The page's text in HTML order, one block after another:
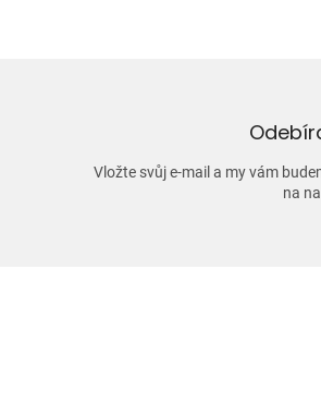
Vložte svůj e-mail a my vám
na